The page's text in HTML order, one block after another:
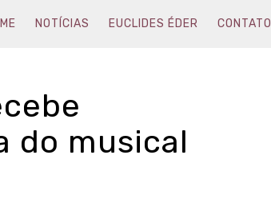
NOTÍCIAS EUCLIDES ÉDER CONTATO
do musical